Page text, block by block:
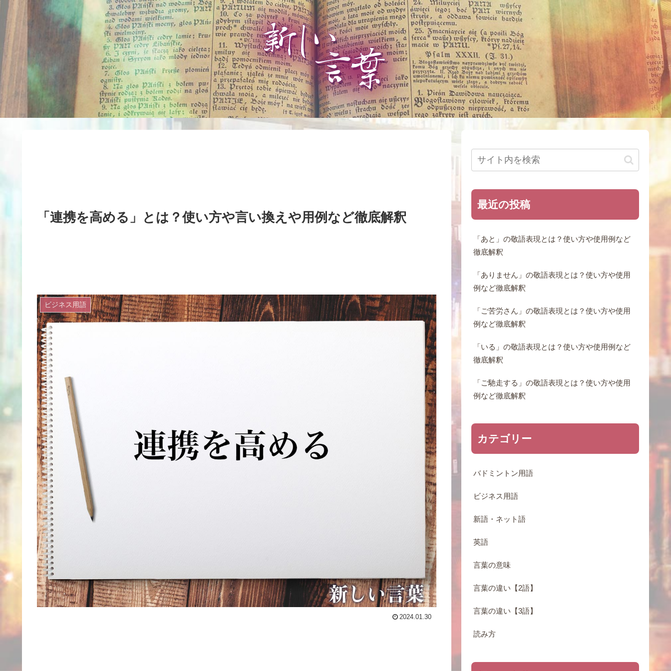
「連携を高める」とは？使い方や言い換えや用例など徹底解釈
ビジネス用語
2024.01.30
最近の投稿
「あと」の敬語表現とは？使い方や使用例など
徹底解釈
「ありません」の敬語表現とは？使い方や使用
例など徹底解釈
「ご苦労さん」の敬語表現とは？使い方や使用
例など徹底解釈
「いる」の敬語表現とは？使い方や使用例など
徹底解釈
「ご馳走する」の敬語表現とは？使い方や使用
例など徹底解釈
カテゴリー
バドミントン用語
ビジネス用語
新語・ネット語
英語
言葉の意味
言葉の違い【2語】
言葉の違い【3語】
読み方